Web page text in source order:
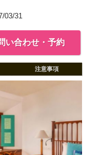
03/31
い合わせ・予約
注意事項